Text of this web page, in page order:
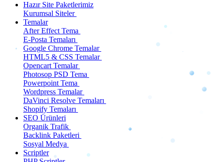
Hazır Site Paketlerimiz
Kurumsal Siteler
Temalar
After Effect Tema
E-Posta Temaları
Google Chrome Temalar
HTML5 & CSS Temalar
Opencart Temalar
Photosop PSD Tema
Powerpoint Tema
Wordpress Temalar
DaVinci Resolve Temaları
Shopify Temaları
SEO Ürünleri
Organik Trafik
Backlink Paketleri
Sosyal Medya
Scriptler